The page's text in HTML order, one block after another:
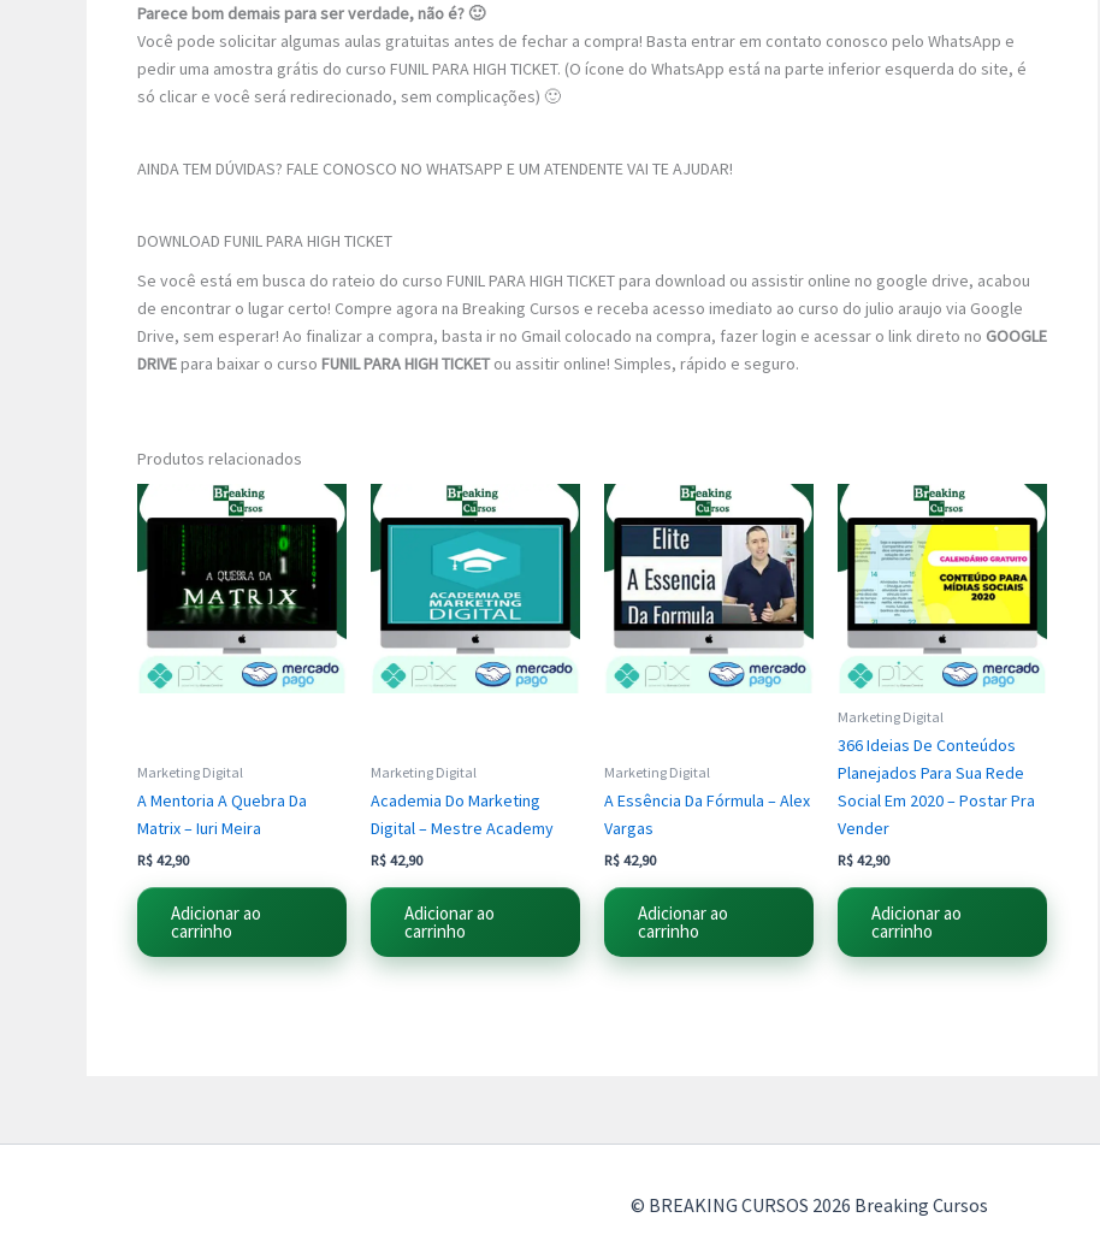
Parece bom demais para ser verdade, não é? 🙂
Você pode solicitar algumas aulas gratuitas antes de fechar a compra! Basta entrar em contato conosco pelo WhatsApp e
pedir uma amostra grátis do curso FUNIL PARA HIGH TICKET. (O ícone do WhatsApp está na parte inferior esquerda do site, é
só clicar e você será redirecionado, sem complicações) 🙂
AINDA TEM DÚVIDAS? FALE CONOSCO NO WHATSAPP E UM ATENDENTE VAI TE AJUDAR!
DOWNLOAD FUNIL PARA HIGH TICKET
Se você está em busca do rateio do curso FUNIL PARA HIGH TICKET para download ou assistir online no google drive, acabou
de encontrar o lugar certo! Compre agora na Breaking Cursos e receba acesso imediato ao curso do julio araujo via Google
Drive, sem esperar! Ao finalizar a compra, basta ir no Gmail colocado na compra, fazer login e acessar o link direto no GOOGLE
DRIVEpara baixar o curso FUNIL PARA HIGH TICKETou assitir online! Simples, rápido e seguro.
Produtos relacionados
Marketing Digital
A Mentoria A Quebra Da
Matrix – Iuri Meira
R$ 42,90
Adicionar ao
carrinho
Marketing Digital
Academia Do Marketing
Digital – Mestre Academy
R$ 42,90
Adicionar ao
carrinho
Marketing Digital
A Essência Da Fórmula – Alex
Vargas
R$ 42,90
Adicionar ao
carrinho
Marketing Digital
366 Ideias De Conteúdos
Planejados Para Sua Rede
Social Em 2020 – Postar Pra
Vender
R$ 42,90
Adicionar ao
carrinho
© BREAKING CURSOS 2026 Breaking Cursos